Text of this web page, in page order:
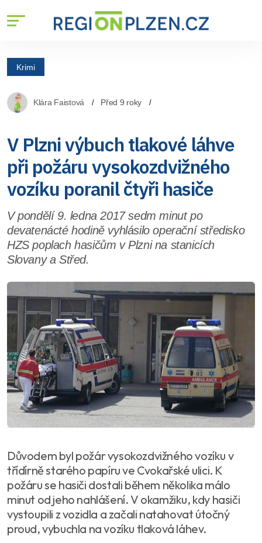
Krimi
Klára Faistová Před 9 roky
V Plzni výbuch tlakové láhve
při požáru vysokozdvižného
vozíku poranil čtyři hasiče
V pondělí 9. ledna 2017 sedm minut po
devatenácté hodině vyhlásilo operační středisko
HZS poplach hasičům v Plzni na stanicích
Slovany a Střed.
Důvodem byl požár vysokozdvižného vozíku v
třídírně starého papíru ve Cvokařské ulici. K
požáru se hasiči dostali během několika málo
minut od jeho nahlášení. V okamžiku, kdy hasiči
vystoupili z vozidla a začali natahovat útočný
proud, vybuchla na vozíku tlaková láhev.